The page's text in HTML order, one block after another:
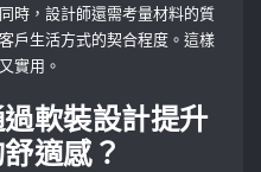
時，設計師還需考量材料的質
戶生活方式的契合程度。這樣
實用。
軟裝設計提升
適感？